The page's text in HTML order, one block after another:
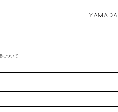
について
送信完了しました